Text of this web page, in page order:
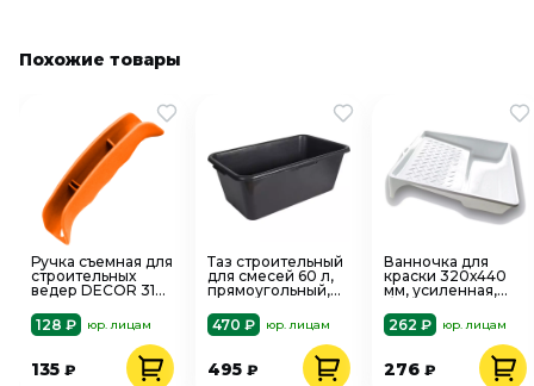
Похожие товары
Ручка съемная для
строительных
ведер DECOR 314-
128 ₽
юр. лицам
135 ₽
Таз строительный
для смесей 60 л,
прямоугольный,
470 ₽
юр. лицам
495 ₽
Ванночка для
краски 320х440
мм, усиленная,
670-4437
262 ₽ юр. лицам
276 ₽